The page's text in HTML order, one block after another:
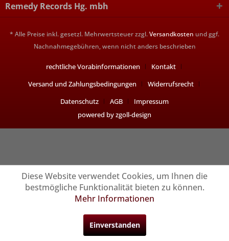
Remedy Records Hg. mbh
* Alle Preise inkl. gesetzl. Mehrwertsteuer zzgl.Versandkosten und ggf.
Nachnahmegebühren, wenn nicht anders beschrieben
rechtliche Vorabinformationen
Kontakt
Versand und Zahlungsbedingungen
Widerrufsrecht
Datenschutz
AGB
Impressum
powered by zgoll-design
Diese Website verwendet Cookies, um Ihnen die
bestmögliche Funktionalität bieten zu können.
Mehr Informationen
Einverstanden